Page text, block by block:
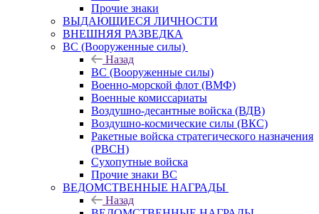
Прочие знаки
ВЫДАЮЩИЕСЯ ЛИЧНОСТИ
ВНЕШНЯЯ РАЗВЕДКА
ВС (Вооруженные силы)
Назад
ВС (Вооруженные силы)
Военно-морской флот (ВМФ)
Военные комиссариаты
Воздушно-десантные войска (ВДВ)
Воздушно-космические силы (ВКС)
Ракетные войска стратегического назначения
(РВСН)
Сухопутные войска
Прочие знаки ВС
ВЕДОМСТВЕННЫЕ НАГРАДЫ
Назад